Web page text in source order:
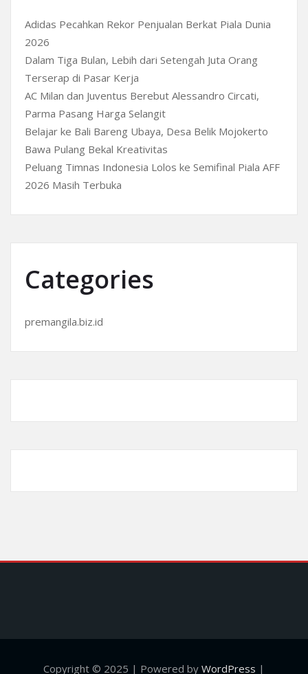
Adidas Pecahkan Rekor Penjualan Berkat Piala Dunia
2026
Dalam Tiga Bulan, Lebih dari Setengah Juta Orang
Terserap di Pasar Kerja
AC Milan dan Juventus Berebut Alessandro Circati,
Parma Pasang Harga Selangit
Belajar ke Bali Bareng Ubaya, Desa Belik Mojokerto
Bawa Pulang Bekal Kreativitas
Peluang Timnas Indonesia Lolos ke Semifinal Piala AFF
2026 Masih Terbuka
Categories
premangila.biz.id
Copyright © 2025 | Powered by WordPress |